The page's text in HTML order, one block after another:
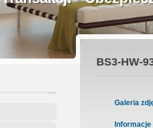
Pośrednicy
Umowa
BS3-HW-
Galeria
Informacje